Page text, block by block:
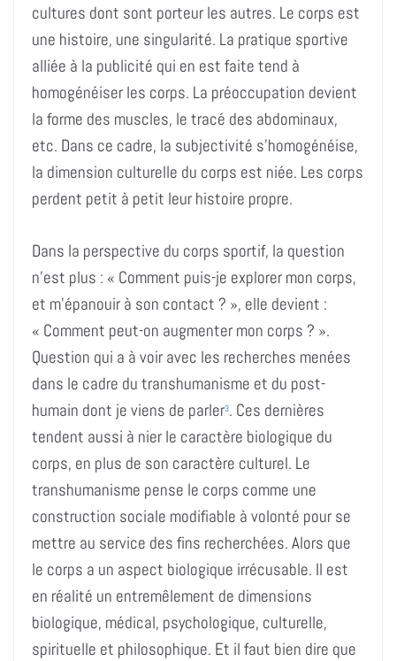
cultures dont sont porteur les autres. Le corps est
une histoire, une singularité. La pratique sportive
alliée à la publicité qui en est faite tend à
homogénéiser les corps. La préoccupation devient
la forme des muscles, le tracé des abdominaux,
etc. Dans ce cadre, la subjectivité s’homogénéise,
la dimension culturelle du corps est niée. Les corps
perdent petit à petit leur histoire propre.
Dans la perspective du corps sportif, la question
n’est plus : « Comment puis-je explorer mon corps,
et m’épanouir à son contact ? », elle devient :
« Comment peut-on augmenter mon corps ? ».
Question qui a à voir avec les recherches menées
dans le cadre du transhumanisme et du post-
humain dont je viens de parler3. Ces dernières
tendent aussi à nier le caractère biologique du
corps, en plus de son caractère culturel. Le
transhumanisme pense le corps comme une
construction sociale modifiable à volonté pour se
mettre au service des fins recherchées. Alors que
le corps a un aspect biologique irrécusable. Il est
en réalité un entremêlement de dimensions
biologique, médical, psychologique, culturelle,
spirituelle et philosophique. Et il faut bien dire que